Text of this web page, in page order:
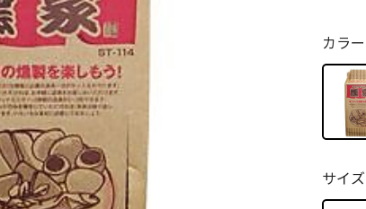
カラ
サイ